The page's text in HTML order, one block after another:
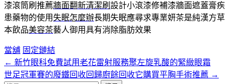
漆滾筒刷推薦牆面翻新清潔刷 設計小滾漆修補漆牆面遮蓋膏疾
患藥物的使用失眠怎麼辦長期失眠應尋求專業妍茶是純漢方草
本飲品美容茶藝人御用具有消除脂肪效果
當舖 固定鏈結
文
← 新竹眼科免費試用老花雷射服務聚左旋乳酸的緊緻眼霜
世足冠軍賽的廢鐵回收回歸廚餘回收它購買平胸手術推薦 →